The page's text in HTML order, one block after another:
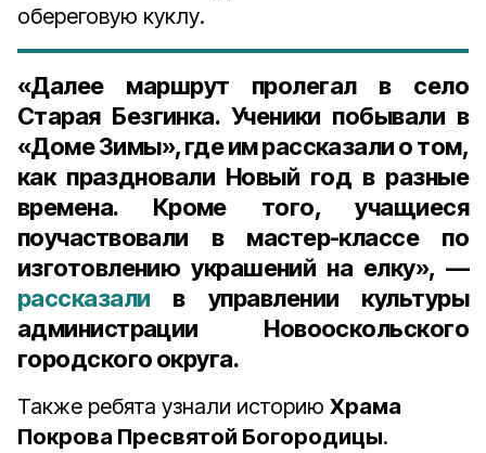
обереговую куклу.
«Далее маршрут пролегал в село
Старая Безгинка. Ученики побывали в
«Доме Зимы», где им рассказали о том,
как праздновали Новый год в разные
времена. Кроме того, учащиеся
поучаствовали в мастер-классе по
изготовлению украшений на елку», —
рассказали в управлении культуры
администрации Новооскольского
городского округа.
Также ребята узнали историю Храма
Покрова Пресвятой Богородицы.